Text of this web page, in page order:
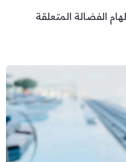
الفضالة المتعلقة